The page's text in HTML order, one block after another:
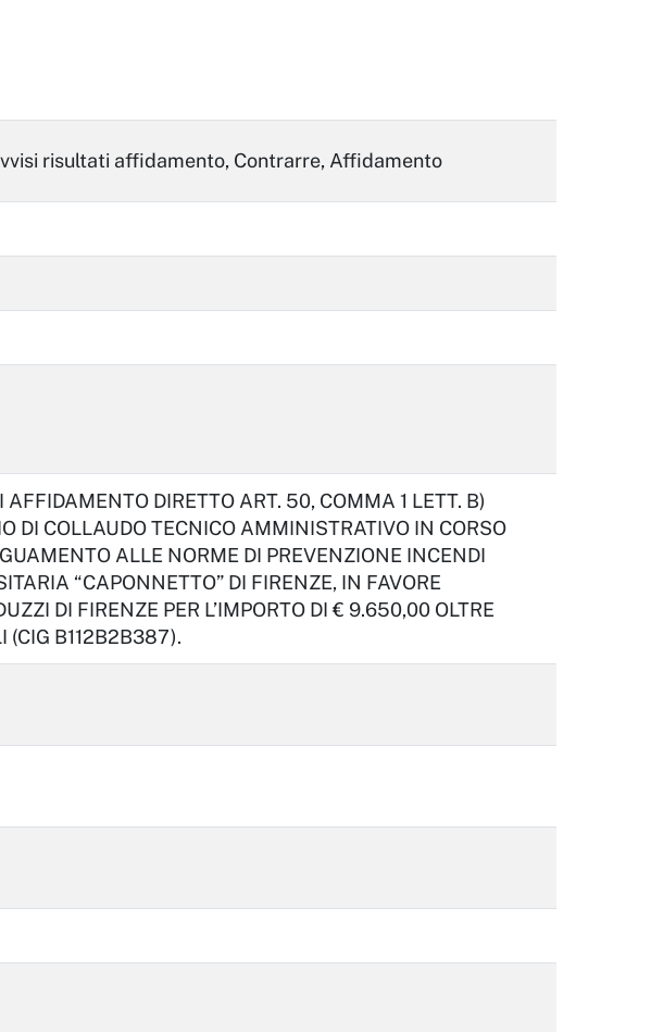
risultati affidamento, Contrarre, Affidamento
DIRETTO ART. 50, COMMA 1 LETT. B)
DI COLLAUDO TECNICO AMMINISTRATIVO IN CORSO
ALLE NORME DI PREVENZIONE INCENDI
“CAPONNETTO” DI FIRENZE, IN FAVORE
DI FIRENZE PER L’IMPORTO DI € 9.650,00 OLTRE
(CIG B112B2B387).